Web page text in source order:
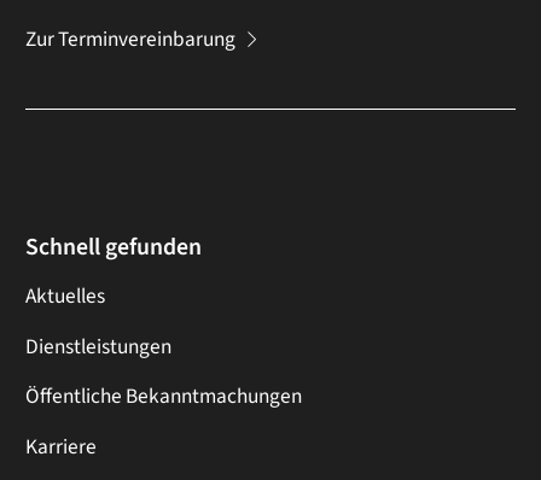
Zur Terminvereinbarung
Schnell gefunden
Aktuelles
Dienstleistungen
Öffentliche Bekanntmachungen
Karriere